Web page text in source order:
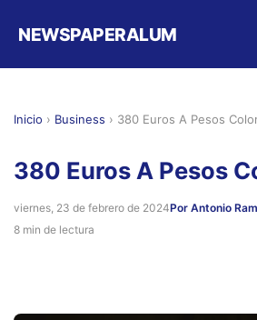
NEWSPAPERALUM
Inicio › Business › 380 Euros A Pesos
380 Euros A Pesos
viernes, 23 de febrero de 2024Por Antonio
8 min de lectura